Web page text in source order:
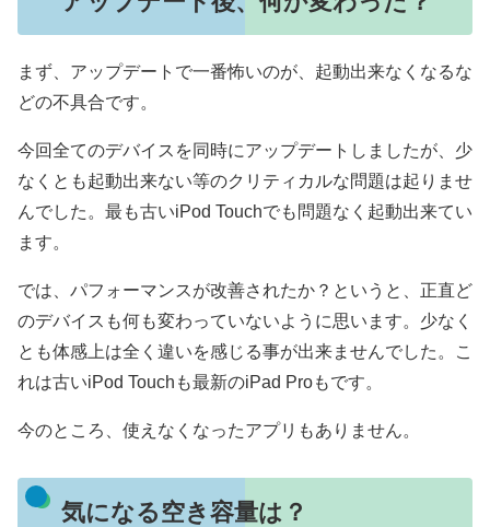
まず、アップデートで一番怖いのが、起動出来なくなるな
どの不具合です。
今回全てのデバイスを同時にアップデートしましたが、少
なくとも起動出来ない等のクリティカルな問題は起りませ
んでした。最も古いiPod Touchでも問題なく起動出来てい
ます。
では、パフォーマンスが改善されたか？というと、正直ど
のデバイスも何も変わっていないように思います。少なく
とも体感上は全く違いを感じる事が出来ませんでした。こ
れは古いiPod Touchも最新のiPad Proもです。
今のところ、使えなくなったアプリもありません。
気になる空き容量は？